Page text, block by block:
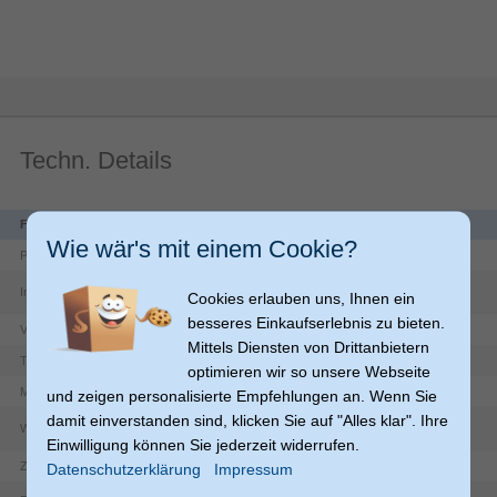
Techn. Details
Funktionen
Produkttyp Spielzeug-Koala
Interaktiv
Vorgeschlagenes Geschlecht Junge/Mädchen
Tiertyp
Material Plüsch, Polyester
Waschbar
Zertifizierung CE
Wie wär's mit einem Cookie?
Cookies erlauben uns, Ihnen ein
besseres Einkaufserlebnis zu bieten.
Mittels Diensten von Drittanbietern
optimieren wir so unsere Webseite
und zeigen personalisierte Empfehlungen an. Wenn Sie
damit einverstanden sind, klicken Sie auf "Alles klar". Ihre
Einwilligung können Sie jederzeit widerrufen.
Datenschutzerklärung
Impressum